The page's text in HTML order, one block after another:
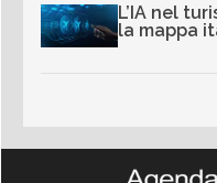
L’IA nel
la mappa